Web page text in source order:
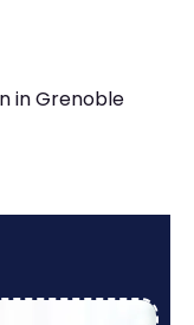
in Grenoble